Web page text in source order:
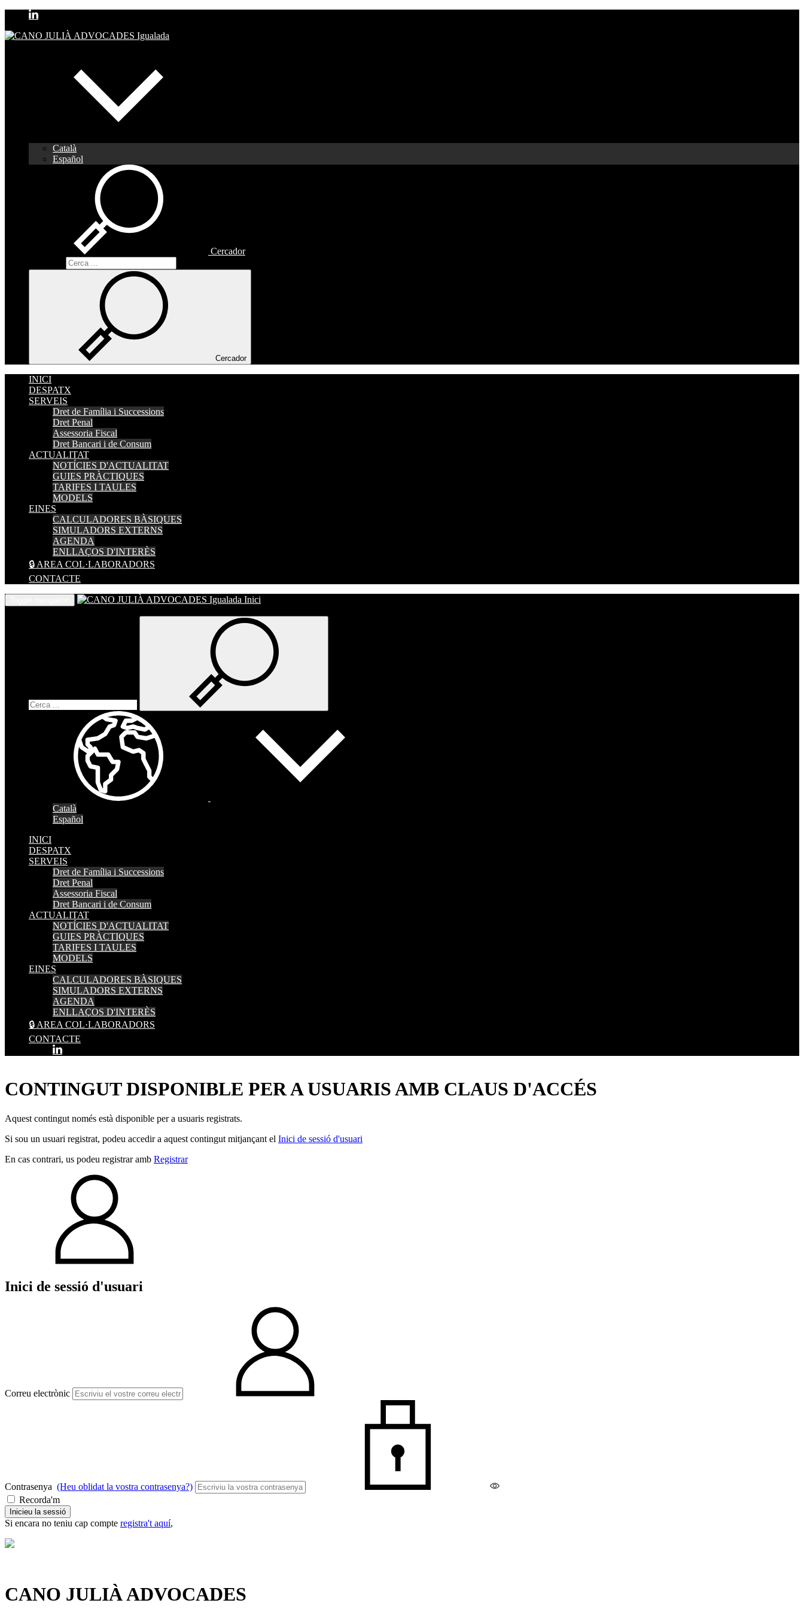
Català
Español
Cercador
Cercador
INICI
DESPATX
SERVEIS
Dret de Família i Successions
Dret Penal
Assessoria Fiscal
Dret Bancari i de Consum
ACTUALITAT
NOTÍCIES D'ACTUALITAT
GUIES PRÀCTIQUES
TARIFES I TAULES
MODELS
EINES
CALCULADORES BÀSIQUES
SIMULADORS EXTERNS
AGENDA
ENLLAÇOS D'INTERÈS
🔒 AREA COL·LABORADORS
CONTACTE
Inici
Català
Español
INICI
DESPATX
SERVEIS
Dret de Família i Successions
Dret Penal
Assessoria Fiscal
Dret Bancari i de Consum
ACTUALITAT
NOTÍCIES D'ACTUALITAT
GUIES PRÀCTIQUES
TARIFES I TAULES
MODELS
EINES
CALCULADORES BÀSIQUES
SIMULADORS EXTERNS
AGENDA
ENLLAÇOS D'INTERÈS
🔒 AREA COL·LABORADORS
CONTACTE
CONTINGUT DISPONIBLE PER A USUARIS AMB CLAUS D'ACCÉS
Aquest contingut només està disponible per a usuaris registrats.
Si sou un usuari registrat, podeu accedir a aquest contingut mitjançant el Inici de sessió d'usuari
En cas contrari, us podeu registrar amb Registrar
Inici de sessió d'usuari
Correu electrònic
Contrasenya (Heu oblidat la vostra contrasenya?)
Recorda'm
Inicieu la sessió
Si encara no teniu cap compte registra't aquí,
CANO JULIÀ ADVOCADES